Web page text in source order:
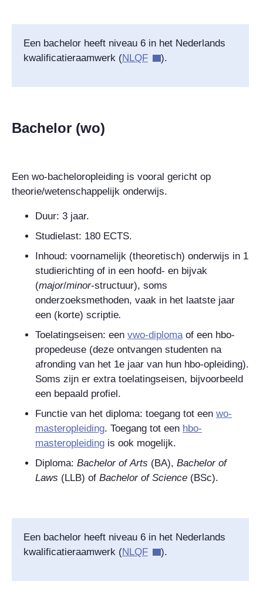
Een bachelor heeft niveau 6 in het Nederlands
kwalificatieraamwerk (NLQF ).
Bachelor (wo)
Een wo-bacheloropleiding is vooral gericht op
theorie/wetenschappelijk onderwijs.
Duur: 3 jaar.
Studielast: 180 ECTS.
Inhoud: voornamelijk (theoretisch) onderwijs in 1
studierichting of in een hoofd- en bijvak
(major/minor-structuur), soms
onderzoeksmethoden, vaak in het laatste jaar
een (korte) scriptie.
Toelatingseisen: een vwo-diplomaof een hbo-
propedeuse (deze ontvangen studenten na
afronding van het 1e jaar van hun hbo-opleiding).
Soms zijn er extra toelatingseisen, bijvoorbeeld
een bepaald profiel.
Functie van het diploma: toegang tot een wo-
masteropleiding. Toegang tot een hbo-
masteropleiding is ook mogelijk.
Diploma: Bachelor of Arts (BA), Bachelor of
Laws (LLB) of Bachelor of Science (BSc).
Een bachelor heeft niveau 6 in het Nederlands
kwalificatieraamwerk (NLQF ).